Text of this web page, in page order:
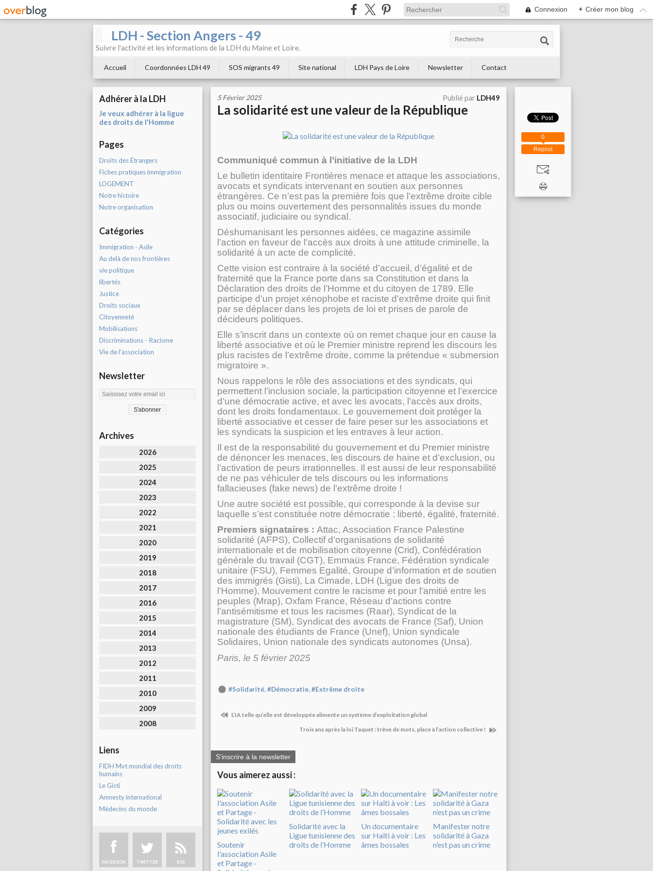
Connexion + Créer mon blog
LDH - Section Angers - 49
Suivre l'activité et les informations de la LDH du Maine et Loire.
Accueil Coordonnées LDH 49 SOS migrants 49 Site national LDH Pays de Loire Newsletter Contact
Adhérer à la LDH
Je veux adhérer à la ligue
des droits de l'Homme
Pages
Droits des Étrangers
Fiches pratiques immigration
LOGEMENT
Notre histoire
Notre organisation
Catégories
Immigration - Asile
Au delà de nos frontières
vie politique
libertés
Justice
Droits sociaux
Citoyenneté
Mobilisations
Discriminations - Racisme
Vie de l'association
Newsletter
Archives
2026
2025
2024
2023
2022
2021
2020
2019
2018
2017
2016
2015
2014
2013
2012
2011
2010
2009
2008
Liens
FIDH Mvt mondial des droits
humains
Le Gisti
Amnesty international
Médecins du monde
FACEBOOK TWITTER RSS
5 Février 2025 Publié par LDH49
La solidarité est une valeur de la République
Communiqué commun à l’initiative de la LDH
Le bulletin identitaire Frontières menace et attaque les associations,
avocats et syndicats intervenant en soutien aux personnes
étrangères. Ce n’est pas la première fois que l’extrême droite cible
plus ou moins ouvertement des personnalités issues du monde
associatif, judiciaire ou syndical.
Déshumanisant les personnes aidées, ce magazine assimile
l’action en faveur de l’accès aux droits à une attitude criminelle, la
solidarité à un acte de complicité.
Cette vision est contraire à la société d’accueil, d’égalité et de
fraternité que la France porte dans sa Constitution et dans la
Déclaration des droits de l’Homme et du citoyen de 1789. Elle
participe d’un projet xénophobe et raciste d’extrême droite qui finit
par se déplacer dans les projets de loi et prises de parole de
décideurs politiques.
Elle s’inscrit dans un contexte où on remet chaque jour en cause la
liberté associative et où le Premier ministre reprend les discours les
plus racistes de l’extrême droite, comme la prétendue « submersion
migratoire ».
Nous rappelons le rôle des associations et des syndicats, qui
permettent l’inclusion sociale, la participation citoyenne et l’exercice
d’une démocratie active, et avec les avocats, l’accès aux droits,
dont les droits fondamentaux. Le gouvernement doit protéger la
liberté associative et cesser de faire peser sur les associations et
les syndicats la suspicion et les entraves à leur action.
Il est de la responsabilité du gouvernement et du Premier ministre
de dénoncer les menaces, les discours de haine et d’exclusion, ou
l’activation de peurs irrationnelles. Il est aussi de leur responsabilité
de ne pas véhiculer de tels discours ou les informations
fallacieuses (fake news) de l’extrême droite !
Une autre société est possible, qui corresponde à la devise sur
laquelle s’est constituée notre démocratie : liberté, égalité, fraternité.
Premiers signataires : Attac, Association France Palestine
solidarité (AFPS), Collectif d’organisations de solidarité
internationale et de mobilisation citoyenne (Crid), Confédération
générale du travail (CGT), Emmaüs France, Fédération syndicale
unitaire (FSU), Femmes Egalité, Groupe d’information et de soutien
des immigrés (Gisti), La Cimade, LDH (Ligue des droits de
l’Homme), Mouvement contre le racisme et pour l’amitié entre les
peuples (Mrap), Oxfam France, Réseau d’actions contre
l’antisémitisme et tous les racismes (Raar), Syndicat de la
magistrature (SM), Syndicat des avocats de France (Saf), Union
nationale des étudiants de France (Unef), Union syndicale
Solidaires, Union nationale des syndicats autonomes (Unsa).
Paris, le 5 février 2025
#Solidarité,#Démocratie,#Extrême droite
L’IA telle qu’elle est développée alimente un système d’exploitation global
Trois ans après la loi Taquet : trêve de mots, place à l’action collective !
S'inscrire à la newsletter
Vous aimerez aussi :
Soutenir
l'association Asile
et Partage -
Solidarité avec la
Ligue tunisienne des
droits de l’Homme
Un documentaire
sur Haïti à voir : Les
âmes bossales
Manifester notre
solidarité à Gaza
n’est pas un crime
Repost
0